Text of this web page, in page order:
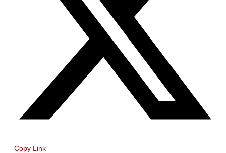
Copy Link